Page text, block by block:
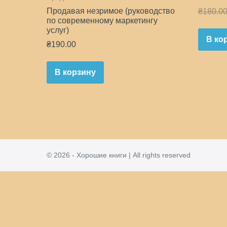
Продавая незримое (руководство
по современному маркетингу
услуг)
₴190.00
В корзину
₴180.00
В
© 2026 - Хорошие книги | All rights reserved